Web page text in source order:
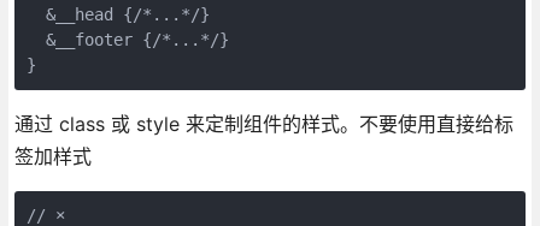
  &__head {/*...*/}
  &__footer {/*...*/}
通过 class 或 style 来定制组件的样式。不要使用直接给标
签加样式
// ×